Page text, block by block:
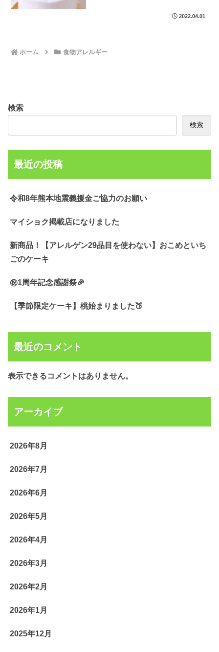
2022.04.01
ホーム 食物アレルギー
検索
検索
最近の投稿
令和8年熊本地震義援金ご協力のお願い
マイショク掲載店になりました
新商品！【アレルゲン29品目を使わない】おこめといち
ごのケーキ
㊗️1周年記念感謝祭🎉
【季節限定ケーキ】桃始まりました🍑
最近のコメント
表示できるコメントはありません。
アーカイブ
2026年8月
2026年7月
2026年6月
2026年5月
2026年4月
2026年3月
2026年2月
2026年1月
2025年12月